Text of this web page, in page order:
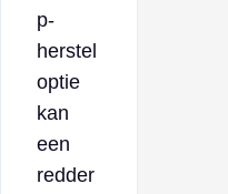
p-
herstel
optie
kan
een
redder